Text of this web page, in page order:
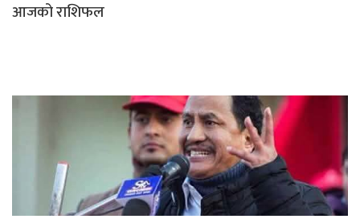
आजको राशिफल